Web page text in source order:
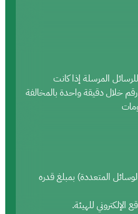
المرسلة إذا كانت
متطابقة وتم إرسالها لأكثر 50 رقم خلال دقيقة واحدة بالمخالفة
المتعددة) بمبلغ قدره
الإلكتروني للهيئة.